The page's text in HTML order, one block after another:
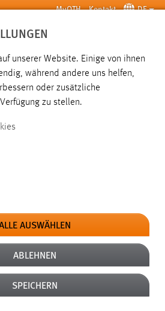
MyOTH Kontakt DE
SUCHE
BEWERBEN
Pressemeldungen
FÜR DAS
2026/27
und Schüler legen
unserer Website. Einige von ihnen
während andere uns helfen,
oder zusätzliche
zu stellen.
AUSWÄHLEN
ABLEHNEN
SPEICHERN